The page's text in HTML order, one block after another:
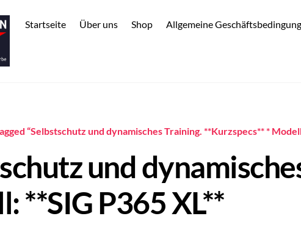
Startseite Über uns Shop Allgemeine
“Selbstschutz und dynamisches Training. **Kurzspecs** *
und
**SIG P365 XL**